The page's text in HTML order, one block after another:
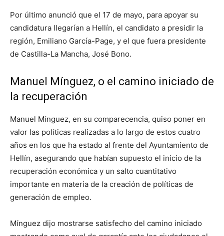
Por último anunció que el 17 de mayo, para apoyar su
candidatura llegarían a Hellín, el candidato a presidir la
región, Emiliano García-Page, y el que fuera presidente
de Castilla-La Mancha, José Bono.
Manuel Mínguez, o el camino iniciado de
la recuperación
Manuel Mínguez, en su comparecencia, quiso poner en
valor las políticas realizadas a lo largo de estos cuatro
años en los que ha estado al frente del Ayuntamiento de
Hellín, asegurando que habían supuesto el inicio de la
recuperación económica y un salto cuantitativo
importante en materia de la creación de políticas de
generación de empleo.
Mínguez dijo mostrarse satisfecho del camino iniciado